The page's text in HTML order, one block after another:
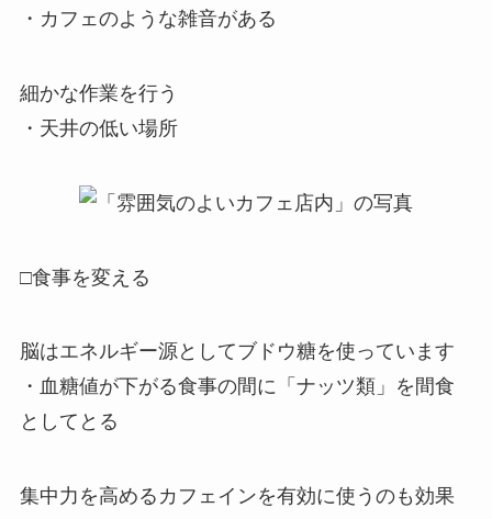
・カフェのような雑音がある
細かな作業を行う
・天井の低い場所
□食事を変える
脳はエネルギー源としてブドウ糖を使っています
・血糖値が下がる食事の間に「ナッツ類」を間食
としてとる
集中力を高めるカフェインを有効に使うのも効果